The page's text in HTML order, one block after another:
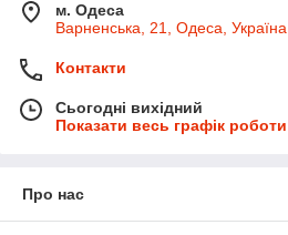
м. Одеса
Варненська, 21, Одеса, Україна
Контакти
Сьогодні вихідний
Показати весь графік роботи
Про нас